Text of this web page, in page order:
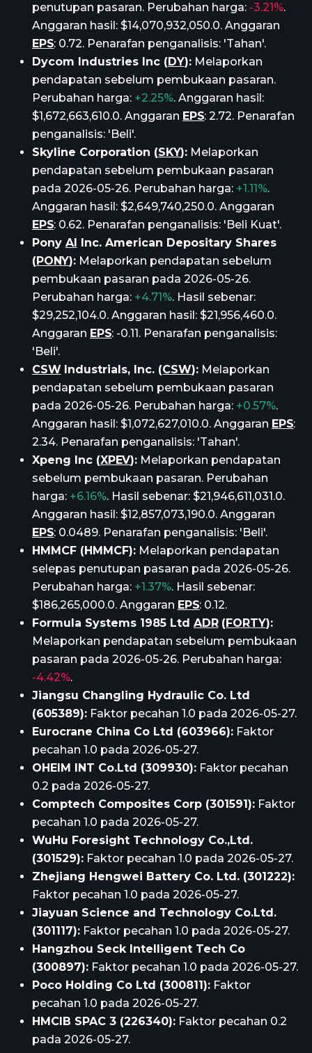
penutupan pasaran. Perubahan harga: -3.21%.
Anggaran hasil: $14,070,932,050.0. Anggaran
EPS: 0.72. Penarafan penganalisis: 'Tahan'.
Dycom Industries Inc (DY):Melaporkan
pendapatan sebelum pembukaan pasaran.
Perubahan harga: +2.25%. Anggaran hasil:
$1,672,663,610.0. Anggaran EPS: 2.72. Penarafan
penganalisis: 'Beli'.
Skyline Corporation (SKY): Melaporkan
pendapatan sebelum pembukaan pasaran
pada 2026-05-26. Perubahan harga: +1.11%.
Anggaran hasil: $2,649,740,250.0. Anggaran
EPS: 0.62. Penarafan penganalisis: 'Beli Kuat'.
Pony AI Inc. American Depositary Shares
(PONY): Melaporkan pendapatan sebelum
pembukaan pasaran pada 2026-05-26.
Perubahan harga: +4.71%. Hasil sebenar:
$29,252,104.0. Anggaran hasil: $21,956,460.0.
Anggaran EPS: -0.11. Penarafan penganalisis:
'Beli'.
CSW Industrials, Inc. (CSW):Melaporkan
pendapatan sebelum pembukaan pasaran
pada 2026-05-26. Perubahan harga: +0.57%.
Anggaran hasil: $1,072,627,010.0. Anggaran EPS:
2.34. Penarafan penganalisis: 'Tahan'.
Xpeng Inc (XPEV): Melaporkan pendapatan
sebelum pembukaan pasaran. Perubahan
harga: +6.16%. Hasil sebenar: $21,946,611,031.0.
Anggaran hasil: $12,857,073,190.0. Anggaran
EPS: 0.0489. Penarafan penganalisis: 'Beli'.
HMMCF (HMMCF): Melaporkan pendapatan
selepas penutupan pasaran pada 2026-05-26.
Perubahan harga: +1.37%. Hasil sebenar:
$186,265,000.0. Anggaran EPS: 0.12.
Formula Systems 1985 Ltd ADR(FORTY):
Melaporkan pendapatan sebelum pembukaan
pasaran pada 2026-05-26. Perubahan harga:
-4.42%.
Jiangsu Changling Hydraulic Co. Ltd
(605389): Faktor pecahan 1.0 pada 2026-05-27.
Eurocrane China Co Ltd (603966): Faktor
pecahan 1.0 pada 2026-05-27.
OHEIM INT Co.Ltd (309930): Faktor pecahan
0.2 pada 2026-05-27.
Comptech Composites Corp (301591): Faktor
pecahan 1.0 pada 2026-05-27.
WuHu Foresight Technology Co.,Ltd.
(301529): Faktor pecahan 1.0 pada 2026-05-27.
Zhejiang Hengwei Battery Co. Ltd. (301222):
Faktor pecahan 1.0 pada 2026-05-27.
Jiayuan Science and Technology Co.Ltd.
(301117): Faktor pecahan 1.0 pada 2026-05-27.
Hangzhou Seck Intelligent Tech Co
(300897): Faktor pecahan 1.0 pada 2026-05-27.
Poco Holding Co Ltd (300811): Faktor
pecahan 1.0 pada 2026-05-27.
HMCIB SPAC 3 (226340): Faktor pecahan 0.2
pada 2026-05-27.